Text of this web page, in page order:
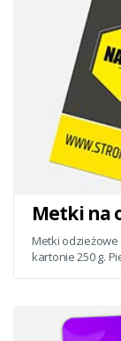
Metki na
Metki
kartonie 250 g. Pierwsza strona metki jest powlekana dzięki